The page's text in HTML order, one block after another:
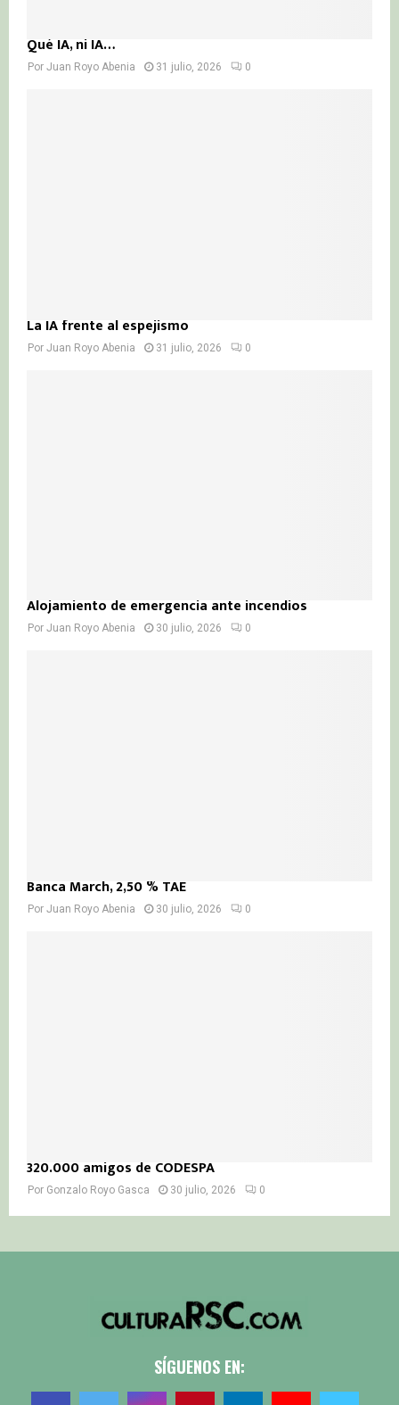
Qué IA, ni IA…
Por Juan Royo Abenia 31 julio, 2026 0
La IA frente al espejismo
Por Juan Royo Abenia 31 julio, 2026 0
Alojamiento de emergencia ante incendios
Por Juan Royo Abenia 30 julio, 2026 0
Banca March, 2,50 % TAE
Por Juan Royo Abenia 30 julio, 2026 0
320.000 amigos de CODESPA
Por Gonzalo Royo Gasca 30 julio, 2026 0
SÍGUENOS EN: